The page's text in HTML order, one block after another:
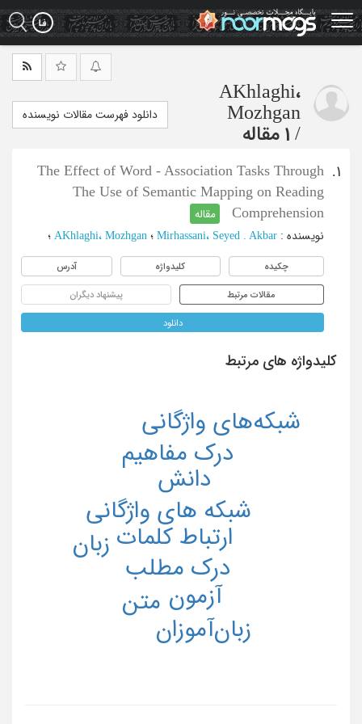
Skip
to
main
AKhlaghi،
Mozhgan
/ 1 مقاله
دانلود فهرست مقالات نویسنده
1.
The Effect of Word - Association Tasks Through
The Use of Semantic Mapping on Reading
Comprehension
مقاله
نویسنده : Mirhassani، Seyed . Akbar ؛ AKhlaghi، Mozhgan ؛
چکیده کلیدواژه آدرس
مقالات مرتبط پیشنهاد دیگران
دانلود
کلیدواژه های مرتبط
ارتباط کلمات
درک مطلب
شبکه های واژگانی
آزمون
دانش
درک مفاهیم
زبان
زبان‌آموزان
شبکه‌های واژگانی
متن